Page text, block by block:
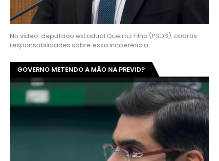
No vídeo, deputado estadual Queiroz Filho (PSDB), cobras
responsabilidades sobre essa incoerência
GOVERNO METENDO A MÃO NA PREVID?